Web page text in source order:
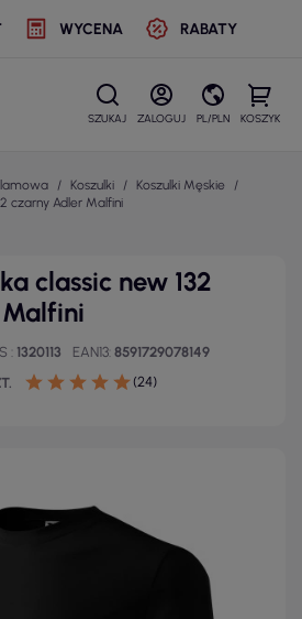
WYCENA RABATY
SZUKAJ ZALOGUJ PL/PLN KOSZYK
Koszulki
Koszulki Męskie
czarny Adler Malfini
classic new 132
1320113 EAN13 8591729078149
(24)